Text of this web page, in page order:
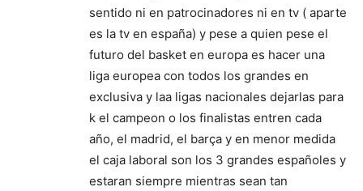
sentido ni en patrocinadores ni en tv ( aparte
es la tv en españa) y pese a quien pese el
futuro del basket en europa es hacer una
liga europea con todos los grandes en
exclusiva y laa ligas nacionales dejarlas para
k el campeon o los finalistas entren cada
año, el madrid, el barça y en menor medida
el caja laboral son los 3 grandes españoles y
estaran siempre mientras sean tan